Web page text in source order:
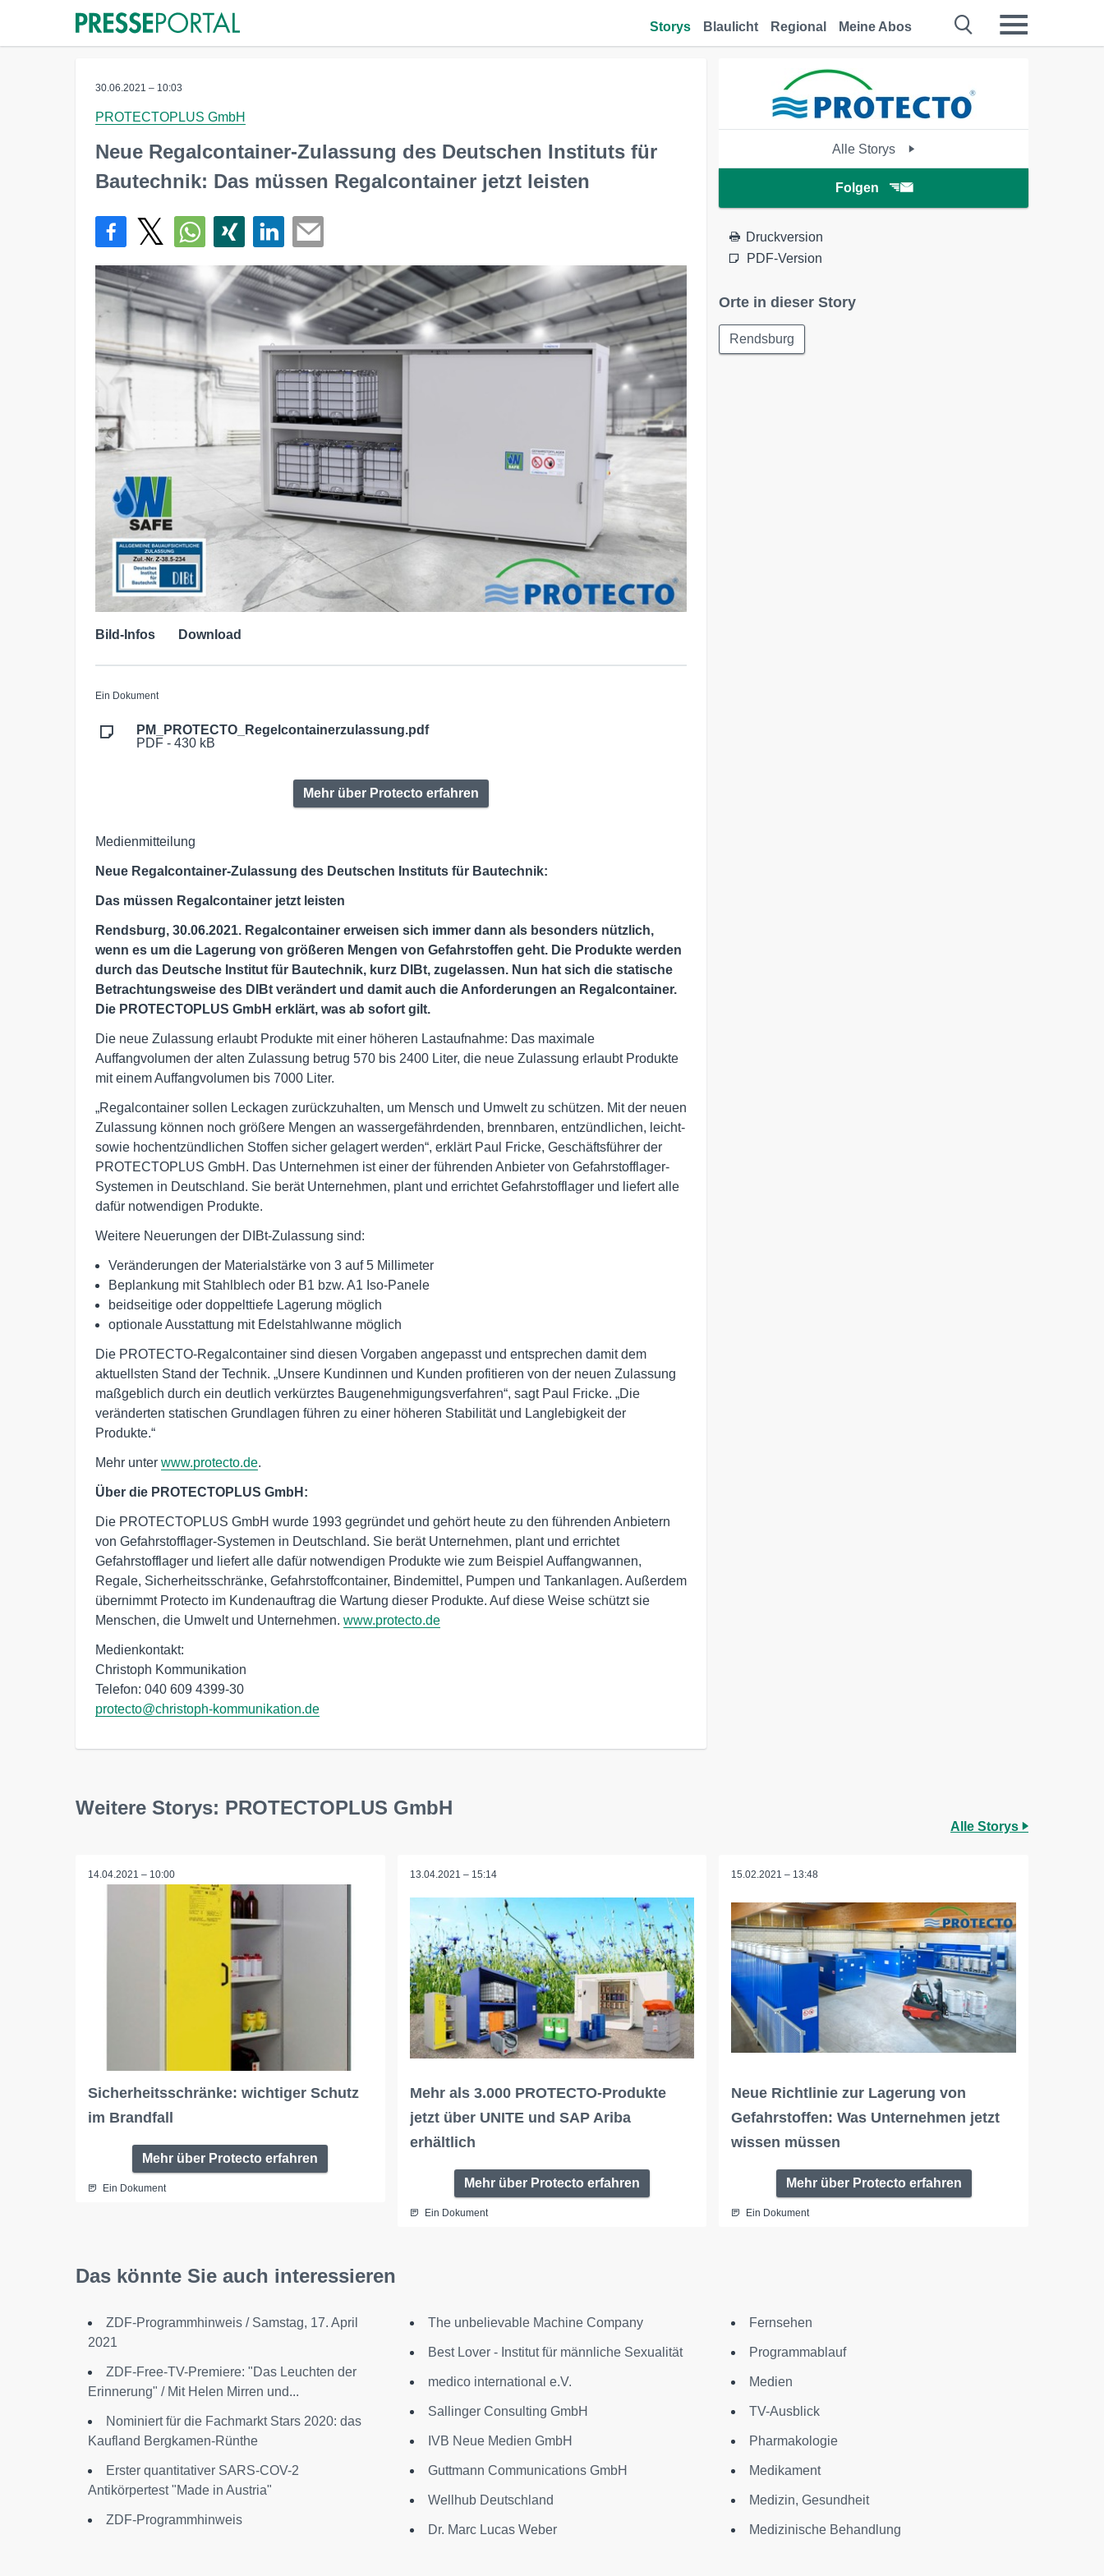
Storys Blaulicht Regional Meine Abos
30.06.2021 – 10:03
PROTECTOPLUS GmbH
Neue Regalcontainer-Zulassung des Deutschen Instituts für
Bautechnik: Das müssen Regalcontainer jetzt leisten
Bild-Infos Download
Ein Dokument
PM_PROTECTO_Regelcontainerzulassung.pdf
PDF - 430 kB
Mehr über Protecto erfahren
Medienmitteilung
Neue Regalcontainer-Zulassung des Deutschen Instituts für Bautechnik:
Das müssen Regalcontainer jetzt leisten
Rendsburg, 30.06.2021. Regalcontainer erweisen sich immer dann als besonders nützlich,
wenn es um die Lagerung von größeren Mengen von Gefahrstoffen geht. Die Produkte werden
durch das Deutsche Institut für Bautechnik, kurz DIBt, zugelassen. Nun hat sich die statische
Betrachtungsweise des DIBt verändert und damit auch die Anforderungen an Regalcontainer.
Die PROTECTOPLUS GmbH erklärt, was ab sofort gilt.
Die neue Zulassung erlaubt Produkte mit einer höheren Lastaufnahme: Das maximale
Auffangvolumen der alten Zulassung betrug 570 bis 2400 Liter, die neue Zulassung erlaubt Produkte
mit einem Auffangvolumen bis 7000 Liter.
„Regalcontainer sollen Leckagen zurückzuhalten, um Mensch und Umwelt zu schützen. Mit der neuen
Zulassung können noch größere Mengen an wassergefährdenden, brennbaren, entzündlichen, leicht-
sowie hochentzündlichen Stoffen sicher gelagert werden“, erklärt Paul Fricke, Geschäftsführer der
PROTECTOPLUS GmbH. Das Unternehmen ist einer der führenden Anbieter von Gefahrstofflager-
Systemen in Deutschland. Sie berät Unternehmen, plant und errichtet Gefahrstofflager und liefert alle
dafür notwendigen Produkte.
Weitere Neuerungen der DIBt-Zulassung sind:
Veränderungen der Materialstärke von 3 auf 5 Millimeter
Beplankung mit Stahlblech oder B1 bzw. A1 Iso-Panele
beidseitige oder doppelttiefe Lagerung möglich
optionale Ausstattung mit Edelstahlwanne möglich
Die PROTECTO-Regalcontainer sind diesen Vorgaben angepasst und entsprechen damit dem
aktuellsten Stand der Technik. „Unsere Kundinnen und Kunden profitieren von der neuen Zulassung
maßgeblich durch ein deutlich verkürztes Baugenehmigungsverfahren“, sagt Paul Fricke. „Die
veränderten statischen Grundlagen führen zu einer höheren Stabilität und Langlebigkeit der
Produkte.“
Mehr unter www.protecto.de.
Über die PROTECTOPLUS GmbH:
Die PROTECTOPLUS GmbH wurde 1993 gegründet und gehört heute zu den führenden Anbietern
von Gefahrstofflager-Systemen in Deutschland. Sie berät Unternehmen, plant und errichtet
Gefahrstofflager und liefert alle dafür notwendigen Produkte wie zum Beispiel Auffangwannen,
Regale, Sicherheitsschränke, Gefahrstoffcontainer, Bindemittel, Pumpen und Tankanlagen. Außerdem
übernimmt Protecto im Kundenauftrag die Wartung dieser Produkte. Auf diese Weise schützt sie
Menschen, die Umwelt und Unternehmen. www.protecto.de
Medienkontakt:
Christoph Kommunikation
protecto@christoph-kommunikation.de
Alle Storys
Folgen
Druckversion
PDF-Version
Orte in dieser Story
Rendsburg
Weitere Storys: PROTECTOPLUS GmbH
Alle Storys
14.04.2021 – 10:00
Sicherheitsschränke: wichtiger Schutz
im Brandfall
Mehr über Protecto erfahren
Ein Dokument
13.04.2021 – 15:14
Mehr als 3.000 PROTECTO-Produkte
jetzt über UNITE und SAP Ariba
erhältlich
Mehr über Protecto erfahren
Ein Dokument
15.02.2021 – 13:48
Neue Richtlinie zur Lagerung von
Gefahrstoffen: Was Unternehmen jetzt
wissen müssen
Mehr über Protecto erfahren
Ein Dokument
Das könnte Sie auch interessieren
ZDF-Programmhinweis / Samstag, 17. April
2021
ZDF-Free-TV-Premiere: "Das Leuchten der
Erinnerung" / Mit Helen Mirren und...
Nominiert für die Fachmarkt Stars 2020: das
Kaufland Bergkamen-Rünthe
Erster quantitativer SARS-COV-2
Antikörpertest "Made in Austria"
ZDF-Programmhinweis
The unbelievable Machine Company
Best Lover - Institut für männliche Sexualität
medico international e.V.
Sallinger Consulting GmbH
IVB Neue Medien GmbH
Guttmann Communications GmbH
Wellhub Deutschland
Dr. Marc Lucas Weber
Fernsehen
Programmablauf
Medien
TV-Ausblick
Pharmakologie
Medikament
Medizin, Gesundheit
Medizinische Behandlung